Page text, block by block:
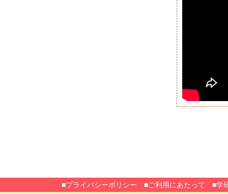
■プライバシーポリシー ■ご利用にあたって ■学